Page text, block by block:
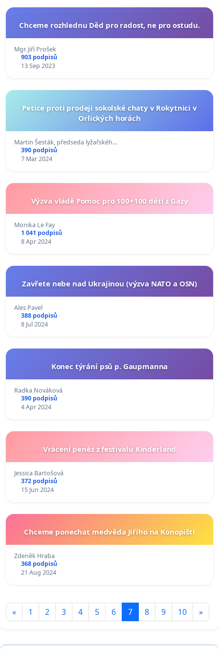
Chceme rozhlednu Děd pro radost, ne pro ostudu.
Mgr. Jiří Prošek
903 podpisů
13 Sep 2023
Petice proti prodeji sokolské chaty v Rokytnici v
Orlických horách
Martin Šesták, předseda lyžařskéh…
390 podpisů
7 Mar 2024
Výzva vládě Pomoc pro 100+100 dětí z Gazy
Monika Le Fay
1 041 podpisů
8 Apr 2024
Zavřete nebe nad Ukrajinou (výzva NATO a OSN)
Ales Pavel
388 podpisů
8 Jul 2024
Konec týrání psů p. Gaupmanna
Radka Nováková
390 podpisů
4 Apr 2024
Vrácení peněz z festivalu Kinderland
Jessica Bartošová
372 podpisů
15 Jun 2024
Chceme ponechat medvěda Jiřího na Konopišti
Zdeněk Hraba
368 podpisů
21 Aug 2024
« 1 2 3 4 5 6 7 8 9 10 »